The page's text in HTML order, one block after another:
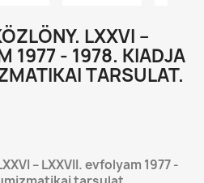
LXXVI –
1977 - 1978. KIADJA
TARSULAT.
– LXXVII. evfolyam 1977 -